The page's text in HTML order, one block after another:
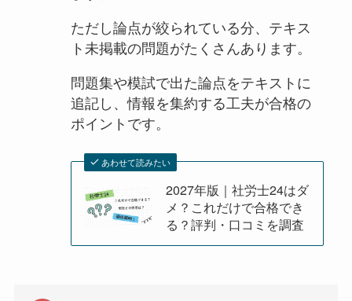
ただし論点が絞られている分、テキス
ト未掲載の問題がたくさんあります。
問題集や模試で出た論点をテキストに
追記し、情報を集約する工夫が合格の
ポイントです。
あわせて読みたい
2027年版｜社労士24はダ
メ？これだけで合格でき
る？評判・口コミを調査